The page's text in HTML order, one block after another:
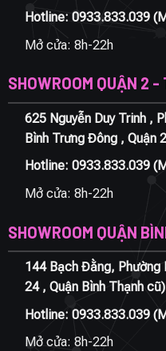
Hotline: 0933.833.039
Mở cửa: 8h-22h
SHOWROOM QUẬN 2 -
625 Nguyễn Duy Trinh ,
Bình Trưng Đông , Quận
Hotline: 0933.833.039
Mở cửa: 8h-22h
SHOWROOM QUẬN
144 Bạch Đằng, Phường
24 , Quận Bình Thạnh cũ)
Hotline: 0933.833.039
Mở cửa: 8h-22h